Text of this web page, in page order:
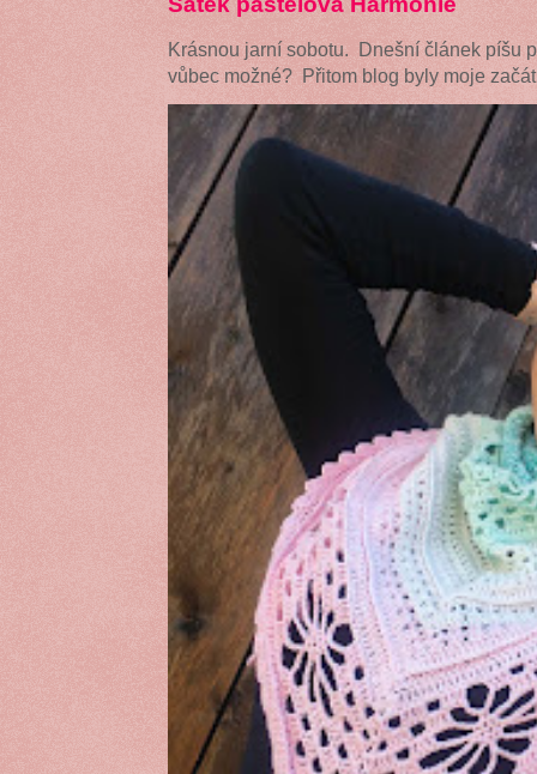
Krásnou jarní sobotu. Dnešní článek píšu
vůbec možné? Přitom blog byly moje